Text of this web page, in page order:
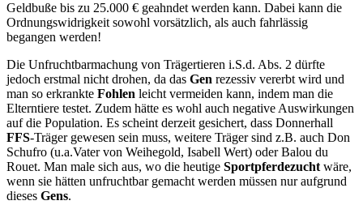
Geldbuße bis zu 25.000 € geahndet werden kann. Dabei kann die
Ordnungswidrigkeit sowohl vorsätzlich, als auch fahrlässig
begangen werden!
Die Unfruchtbarmachung von Trägertieren i.S.d. Abs. 2 dürfte
jedoch erstmal nicht drohen, da das Gen rezessiv vererbt wird und
man so erkrankte Fohlen leicht vermeiden kann, indem man die
Elterntiere testet. Zudem hätte es wohl auch negative Auswirkungen
auf die Population. Es scheint derzeit gesichert, dass Donnerhall
FFS-Träger gewesen sein muss, weitere Träger sind z.B. auch Don
Schufro (u.a.Vater von Weihegold, Isabell Wert) oder Balou du
Rouet. Man male sich aus, wo die heutige Sportpferdezuchtwäre,
wenn sie hätten unfruchtbar gemacht werden müssen nur aufgrund
dieses Gens.